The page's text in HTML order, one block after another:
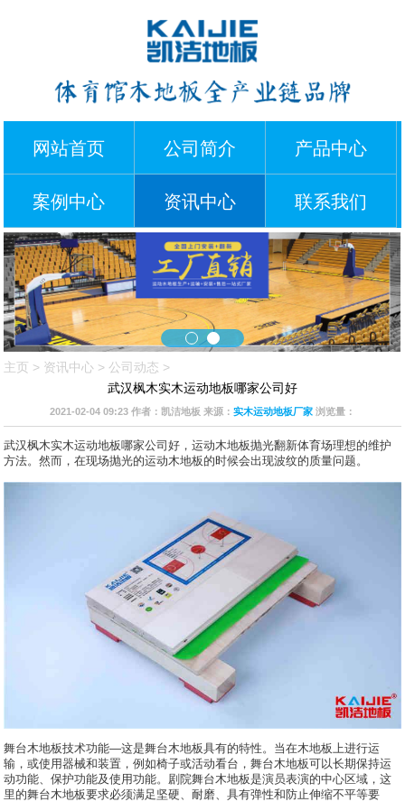
网站首页 公司简介 产品中心
案例中心 资讯中心 联系我们
主页 > 资讯中心 > 公司动态 >
武汉枫木实木运动地板哪家公司好
2021-02-04 09:23 作者：凯洁地板 来源： 实木运动地板厂家 浏览量：
武汉枫木实木运动地板哪家公司好，运动木地板抛光翻新体育场理想的维护
方法。然而，在现场抛光的运动木地板的时候会出现波纹的质量问题。
舞台木地板技术功能—这是舞台木地板具有的特性。当在木地板上进行运
输，或使用器械和装置，例如椅子或活动看台，舞台木地板可以长期保持运
动功能、保护功能及使用功能。剧院舞台木地板是演员表演的中心区域，这
里的舞台木地板要求必须满足坚硬、耐磨、具有弹性和防止伸缩不平等要